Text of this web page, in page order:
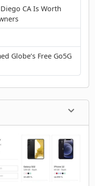
CA Is Worth
Globe’s Free Go5G